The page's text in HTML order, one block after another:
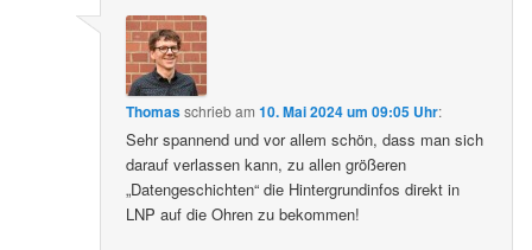
Thomasschriebam10. Mai 2024 um 09:05 Uhr:
Sehr spannend und vor allem schön, dass man sich
darauf verlassen kann, zu allen größeren
„Datengeschichten“ die Hintergrundinfos direkt in
LNP auf die Ohren zu bekommen!